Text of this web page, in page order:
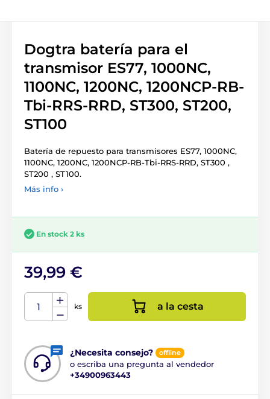
Dogtra batería para el
transmisor ES77, 1000NC,
1100NC, 1200NC, 1200NCP-RB-
Tbi-RRS-RRD, ST300, ST200,
ST100
Batería de repuesto para transmisores ES77, 1000NC,
1100NC, 1200NC, 1200NCP-RB-Tbi-RRS-RRD, ST300 ,
ST200 , ST100.
Más info ›
En stock 2 ks
39,99 €
ks a la cesta
¿Necesita consejo? offline
o escriba una pregunta al vendedor
+34900963443